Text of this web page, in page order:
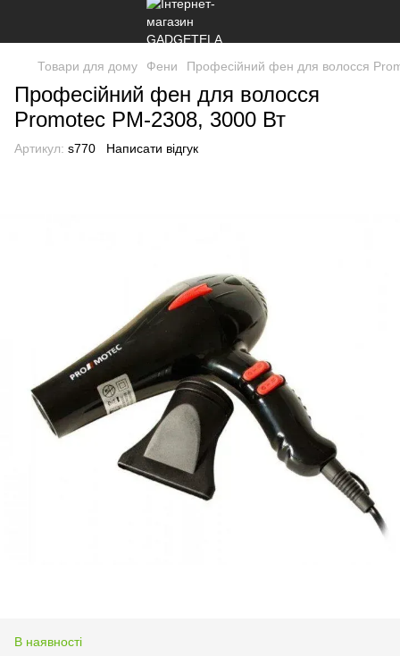
Товари для дому Фени Професійний фен для волосся
Професійний фен для волосся
Promotec PM-2308, 3000 Вт
Артикул: s770 Написати відгук
В наявності